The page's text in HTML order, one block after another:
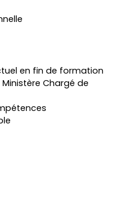
en fin de formation
Chargé de